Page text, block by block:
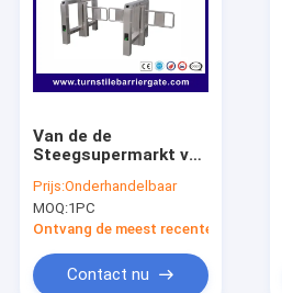
Video's
Over ons
Nieuws
Gevallen
Van de de
Steegsupermarkt van
Toegangsbeheersnelheid
de Poort van de de
Schommelingsbarrière
Prijs:Onderhandelbaar
MOQ:1PC
Ontvang de meest recente Prijs
Contact nu